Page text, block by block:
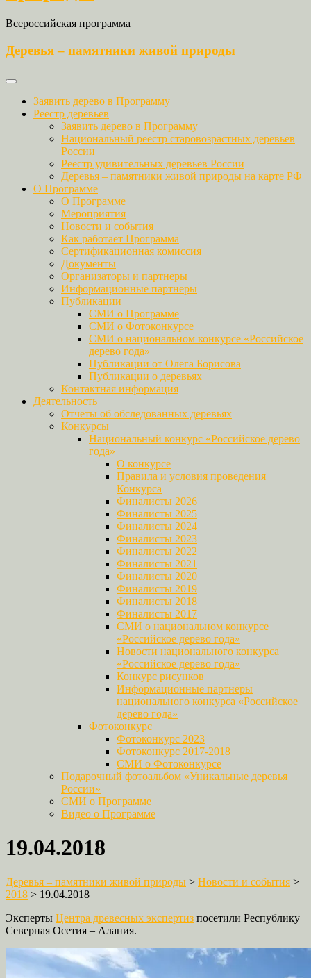
Всероссийская программа
Деревья – памятники живой природы
Заявить дерево в Программу
Реестр деревьев
Заявить дерево в Программу
Национальный реестр старовозрастных деревьев
России
Реестр удивительных деревьев России
Деревья – памятники живой природы на карте РФ
О Программе
О Программе
Мероприятия
Новости и события
Как работает Программа
Сертификационная комиссия
Документы
Организаторы и партнеры
Информационные партнеры
Публикации
СМИ о Программе
СМИ о Фотоконкурсе
СМИ о национальном конкурсе «Российское
дерево года»
Публикации от Олега Борисова
Публикации о деревьях
Контактная информация
Деятельность
Отчеты об обследованных деревьях
Конкурсы
Национальный конкурс «Российское дерево
года»
О конкурсе
Правила и условия проведения
Конкурса
Финалисты 2026
Финалисты 2025
Финалисты 2024
Финалисты 2023
Финалисты 2022
Финалисты 2021
Финалисты 2020
Финалисты 2019
Финалисты 2018
Финалисты 2017
СМИ о национальном конкурсе
«Российское дерево года»
Новости национального конкурса
«Российское дерево года»
Конкурс рисунков
Информационные партнеры
национального конкурса «Российское
дерево года»
Фотоконкурс
Фотоконкурс 2023
Фотоконкурс 2017-2018
СМИ о Фотоконкурсе
Подарочный фотоальбом «Уникальные деревья
России»
СМИ о Программе
Видео о Программе
19.04.2018
Деревья – памятники живой природы > Новости и события >
2018 > 19.04.2018
Эксперты Центра древесных экспертиз посетили Республику
Северная Осетия – Алания.